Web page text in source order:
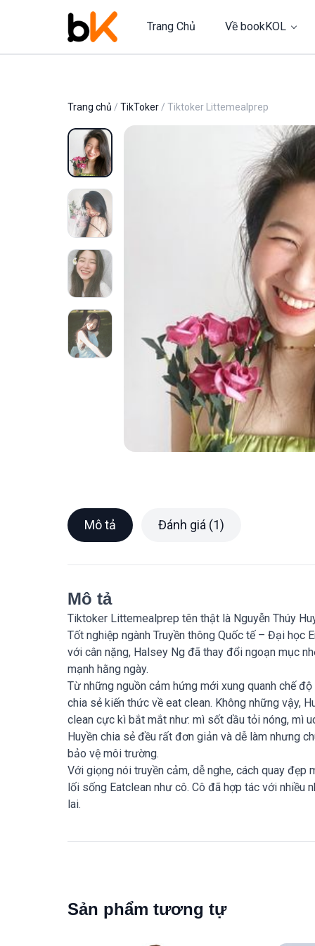
Trang Chủ Về bookKOL
Trang chủ / TikToker / Tiktoker Littemealprep
Mô tả Đánh giá (1)
Mô tả
Tiktoker Littemealprep tên thật là Nguyễn Thúy
Tốt nghiệp ngành Truyền thông Quốc tế – Đại
với cân nặng, Halsey Ng đã thay đổi ngoạn mục
mạnh hằng ngày.
Từ những nguồn cảm hứng mới xung quanh chế
chia sẻ kiến thức về eat clean. Không những vậy,
clean cực kì bắt mắt như: mì sốt dầu tỏi nóng, mì
Huyền chia sẻ đều rất đơn giản và dễ làm nhưng
bảo vệ môi trường.
Với giọng nói truyền cảm, dễ nghe, cách quay
lối sống Eatclean như cô. Cô đã hợp tác với nhiều
lai.
Sản phẩm tương tự